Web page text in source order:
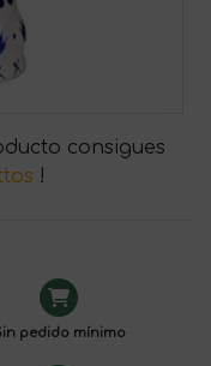
consigues
!
pedido mínimo